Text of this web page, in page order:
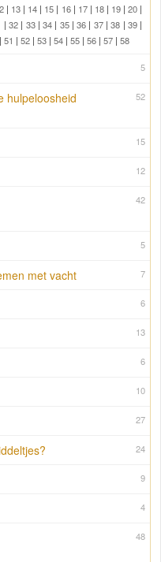
| 13 | 14 | 15 | 16| 17| 18| 19|20 |
|32 | 33|34 | 35|36 | 37|38 | 39|
| 51 | 52 | 53 | 54 | 55 | 56 | 57 | 58
5
52
hulpeloosheid
15
12
42
5
7
met vacht
6
13
6
10
27
24
9
4
48